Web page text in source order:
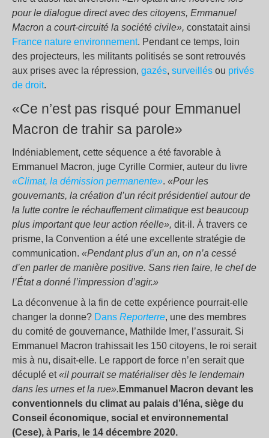
pour le dialogue direct avec des citoyens, Emmanuel
Macron a court-circuité la société civile», constatait ainsi
France nature environnement. Pendant ce temps, loin
des projecteurs, les militants politisés se sont retrouvés
aux prises avec la répression, gazés, surveillés ou privés
de droit.
«Ce n’est pas risqué pour Emmanuel
Macron de trahir sa parole»
Indéniablement, cette séquence a été favorable à
Emmanuel Macron, juge Cyrille Cormier, auteur du livre
«Climat, la démission permanente». «Pour les
gouvernants, la création d’un récit présidentiel autour de
la lutte contre le réchauffement climatique est beaucoup
plus important que leur action réelle», dit-il. À travers ce
prisme, la Convention a été une excellente stratégie de
communication. «Pendant plus d’un an, on n’a cessé
d’en parler de manière positive. Sans rien faire, le chef de
l’État a donné l’impression d’agir.»
La déconvenue à la fin de cette expérience pourrait-elle
changer la donne? Dans Reporterre, une des membres
du comité de gouvernance, Mathilde Imer, l’assurait. Si
Emmanuel Macron trahissait les 150 citoyens, le roi serait
mis à nu, disait-elle. Le rapport de force n’en serait que
décuplé et«il pourrait se matérialiser dès le lendemain
dans les urnes et la rue». Emmanuel Macron devant les
conventionnels du climat au palais d’Iéna, siège du
Conseil économique, social et environnemental
(Cese), à Paris, le 14 décembre 2020.